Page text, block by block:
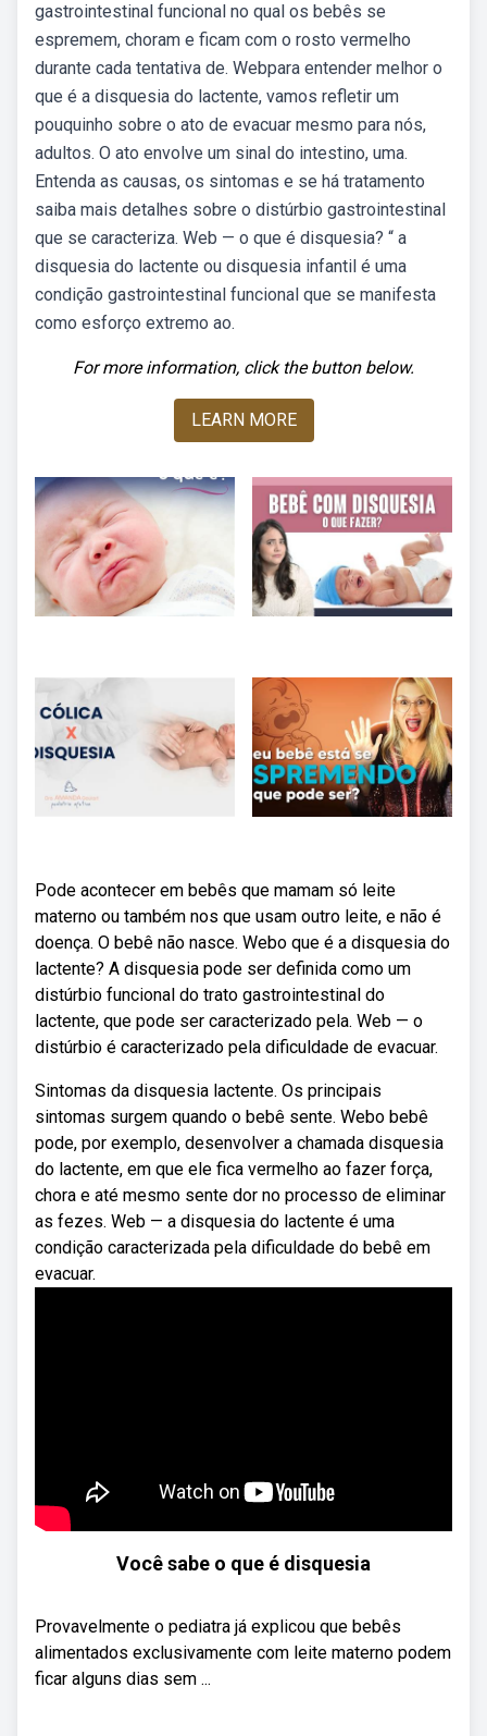
gastrointestinal funcional no qual os bebês se
espremem, choram e ficam com o rosto vermelho
durante cada tentativa de. Webpara entender melhor o
que é a disquesia do lactente, vamos refletir um
pouquinho sobre o ato de evacuar mesmo para nós,
adultos. O ato envolve um sinal do intestino, uma.
Entenda as causas, os sintomas e se há tratamento
saiba mais detalhes sobre o distúrbio gastrointestinal
que se caracteriza. Web — o que é disquesia? “ a
disquesia do lactente ou disquesia infantil é uma
condição gastrointestinal funcional que se manifesta
como esforço extremo ao.
For more information, click the button below.
LEARN MORE
Pode acontecer em bebês que mamam só leite
materno ou também nos que usam outro leite, e não é
doença. O bebê não nasce. Webo que é a disquesia do
lactente? A disquesia pode ser definida como um
distúrbio funcional do trato gastrointestinal do
lactente, que pode ser caracterizado pela. Web — o
distúrbio é caracterizado pela dificuldade de evacuar.
Sintomas da disquesia lactente. Os principais
sintomas surgem quando o bebê sente. Webo bebê
pode, por exemplo, desenvolver a chamada disquesia
do lactente, em que ele fica vermelho ao fazer força,
chora e até mesmo sente dor no processo de eliminar
as fezes. Web — a disquesia do lactente é uma
condição caracterizada pela dificuldade do bebê em
evacuar.
Você sabe o que é disquesia
Provavelmente o pediatra já explicou que bebês
alimentados exclusivamente com leite materno podem
ficar alguns dias sem ...